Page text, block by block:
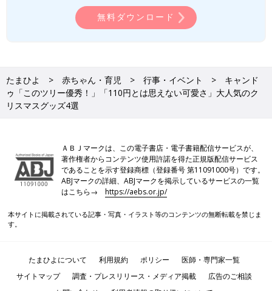
無料ダウンロード
たまひよ 赤ちゃん・育児 行事・イベント
キャンド
ゥ「このツリー優秀！」「110円とは思えない可愛さ」大人気のク
リスマスグッズ4選
ＡＢＪマークは、この電子書店・電子書籍配信サービスが、
著作権者からコンテンツ使用許諾を得た正規版配信サービス
であることを示す登録商標（登録番号 第11091000号）です。
ABJマークの詳細、ABJマークを掲示しているサービスの一覧
はこちら→https://aebs.or.jp/
本サイトに掲載されている記事・写真・イラスト等のコンテンツの無断転載を禁じま
す。
たまひよについて 利用規約 ポリシー
医師・専門家一覧
サイトマップ
調査・プレスリリース・メディア掲載
広告のご相談